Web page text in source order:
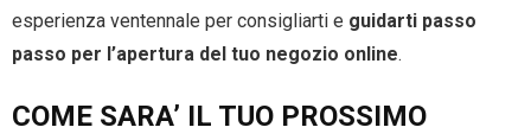
esperienza ventennale per consigliarti e guidarti passo
passo per l’apertura del tuo negozio online.
COME SARA’ IL TUO PROSSIMO